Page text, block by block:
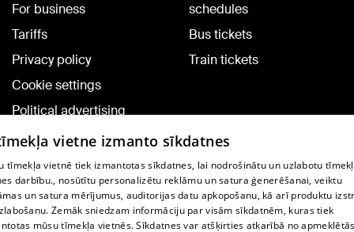
For business
Tariffs
Privacy policy
Cookie settings
Political advertising
Cookie policy
Commenting terms
schedules
Bus tickets
Train tickets
TV program
Contract rules
vietne izmanto sīkdatnes
tīmekļa vietnē tiek izmantotas sīkdatnes, lai nodrošinātu un uzlabotu
darbību., nosūtītu personalizētu reklāmu un satura ģenerēšanai, veiktu
un satura mērījumus, auditorijas datu apkopošanu, kā arī produktu
Zemāk sniedzam informāciju par visām sīkdatnēm, kuras tiek
mūsu tīmekļa vietnēs. Sīkdatnes var atšķirties atkarībā no